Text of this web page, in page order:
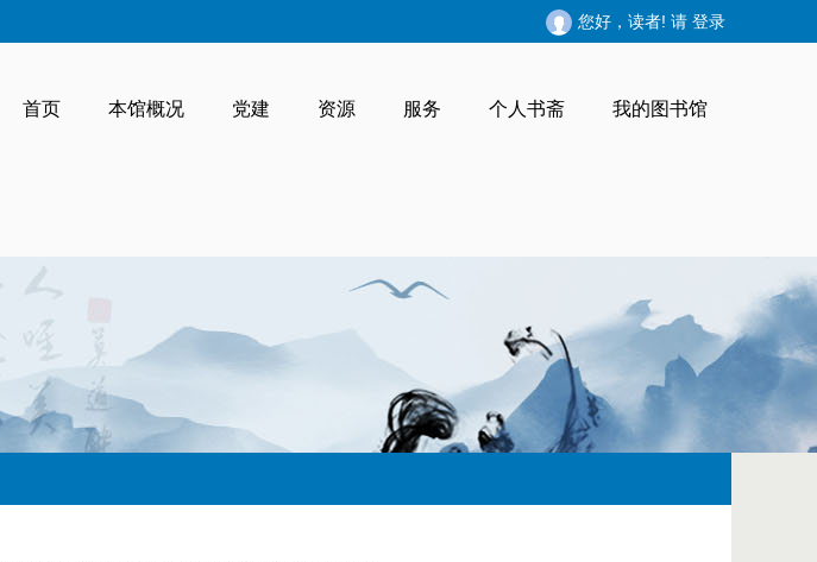
您好，读者! 请 登录
首页 本馆概况 党建 资源 服务 个人书斋 我的图书馆